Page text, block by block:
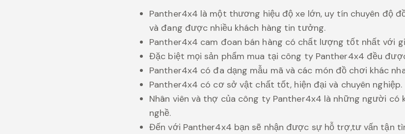
Panther4x4 là một thương hiệu độ xe lớn, uy tín chuyên độ
và đang được nhiều khách hàng tin tưởng.
Panther4x4 cam đoan bán hàng có chất lượng tốt nhất với
Đặc biệt mọi sản phẩm mua tại công ty Panther4x4 đều
Panther4x4 có đa dạng mẫu mã và các món đồ chơi khác
Panther4x4 có cơ sở vật chất tốt, hiện đại và chuyên nghiệp.
Nhân viên và thợ của công ty Panther4x4 là những người có
nghề.
Đến với Panther4x4 bạn sẽ nhận được sự hỗ trợ,tư vấn tận